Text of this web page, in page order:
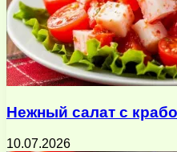
Нежный салат с
10.07.2026